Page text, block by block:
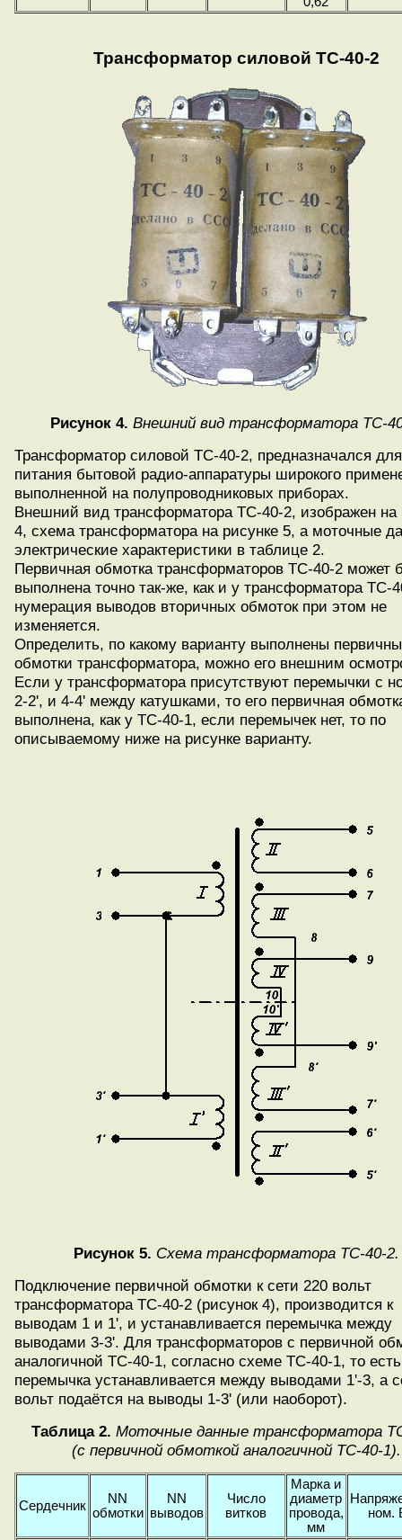
Трансформатор силовой ТС-40-2
Рисунок 4. Внешний вид трансформатора ТС-
Трансформатор силовой ТС-40-2, предназначался для
питания бытовой радио-аппаратуры широкого
выполненной на полупроводниковых приборах.
Внешний вид трансформатора ТС-40-2, изображен на
4, схема трансформатора на рисунке 5, а моточные
электрические характеристики в таблице 2.
Первичная обмотка трансформаторов ТС-40-2 может
выполнена точно так-же, как и у трансформатора ТС-
нумерация выводов вторичных обмоток при этом не
изменяется.
Определить, по какому варианту выполнены
обмотки трансформатора, можно его внешним
Если у трансформатора присутствуют перемычки с
2-2', и 4-4' между катушками, то его первичная
выполнена, как у ТС-40-1, если перемычек нет, то по
описываемому ниже на рисунке варианту.
Рисунок 5. Схема трансформатора ТС-40-2.
Подключение первичной обмотки к сети 220 вольт
трансформатора ТС-40-2 (рисунок 4), производится к
выводам 1 и 1', и устанавливается перемычка между
выводами 3-3'. Для трансформаторов с первичной
аналогичной ТС-40-1, согласно схеме ТС-40-1, то есть
перемычка устанавливается между выводами 1'-3, а
вольт подаётся на выводы 1-3' (или наоборот).
Таблица 2. Моточные данные трансформатора
(с первичной обмоткой аналогичной ТС-40-1).
Сердечник
NN
обмотки
NN
выводов
Число
витков
Марка и
диаметр
провода,
мм
ном.